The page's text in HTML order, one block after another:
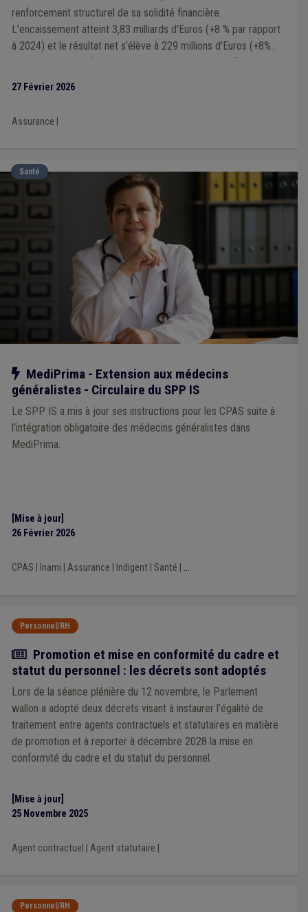
renforcement structurel de sa solidité financière.
L’encaissement atteint 3,83 milliards d'Euros (+8 % par rapport
à 2024) et le résultat net s’élève à 229 millions d'Euros (+8%
par rapport à 2024), illustrant une dynamique de performance
27 Février 2026
Assurance
Santé
Notre action
MediPrima - Extension aux médecins
généralistes - Circulaire du SPP IS
Le SPP IS a mis à jour ses instructions pour les CPAS suite à
l'intégration obligatoire des médecins généralistes dans
MediPrima.
[Mise à jour]
26 Février 2026
CPAS Inami Assurance Indigent| Santé ...
Personnel/RH
Actualité
Promotion et mise en conformité du cadre et
statut du personnel : les décrets sont adoptés
Lors de la séance plénière du 12 novembre, le Parlement
wallon a adopté deux décrets visant à instaurer l’égalité de
traitement entre agents contractuels et statutaires en matière
de promotion et à reporter à décembre 2028 la mise en
conformité du cadre et du statut du personnel.
[Mise à jour]
25 Novembre 2025
Agent contractuel Agent statutaire
Personnel/RH